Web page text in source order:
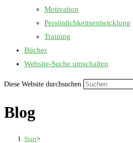
Motivation
Persönlichkeitsentwicklung
Training
Bücher
Website-Suche umschalten
Diese Website durchsuchen
Blog
Start>